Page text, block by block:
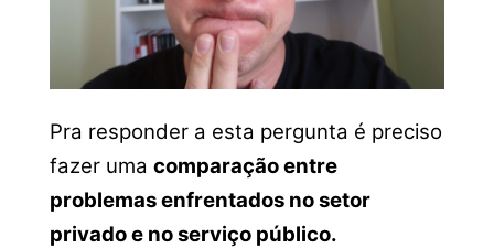
Pra responder a esta pergunta é preciso
fazer uma comparação entre
problemas enfrentados no setor
privado e no serviço público.